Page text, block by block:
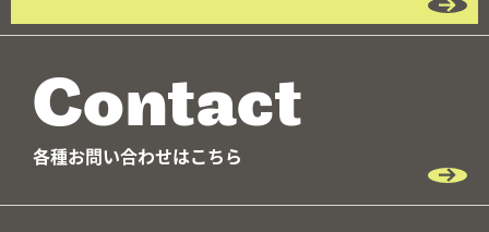
Contact
各種お問い合わせはこちら